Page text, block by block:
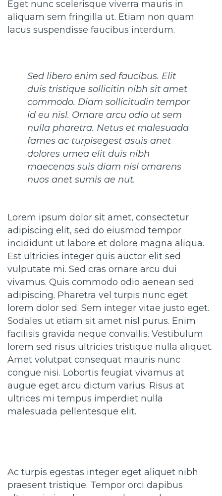
Eget nunc scelerisque viverra mauris in
aliquam sem fringilla ut. Etiam non quam
lacus suspendisse faucibus interdum.
Sed libero enim sed faucibus. Elit
duis tristique sollicitin nibh sit amet
commodo. Diam sollicitudin tempor
id eu nisl. Ornare arcu odio ut sem
nulla pharetra. Netus et malesuada
fames ac turpisegest asuis anet
dolores umea elit duis nibh
maecenas suis diam nisl omarens
nuos anet sumis ae nut.
Lorem ipsum dolor sit amet, consectetur
adipiscing elit, sed do eiusmod tempor
incididunt ut labore et dolore magna aliqua.
Est ultricies integer quis auctor elit sed
vulputate mi. Sed cras ornare arcu dui
vivamus. Quis commodo odio aenean sed
adipiscing. Pharetra vel turpis nunc eget
lorem dolor sed. Sem integer vitae justo eget.
Sodales ut etiam sit amet nisl purus. Enim
facilisis gravida neque convallis. Vestibulum
lorem sed risus ultricies tristique nulla aliquet.
Amet volutpat consequat mauris nunc
congue nisi. Lobortis feugiat vivamus at
augue eget arcu dictum varius. Risus at
ultrices mi tempus imperdiet nulla
malesuada pellentesque elit.
Ac turpis egestas integer eget aliquet nibh
praesent tristique. Tempor orci dapibus